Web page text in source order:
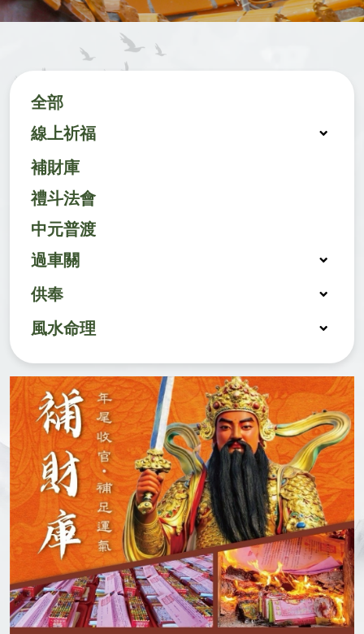
全部
線上祈福
補財庫
禮斗法會
中元普渡
過車關
供奉
風水命理